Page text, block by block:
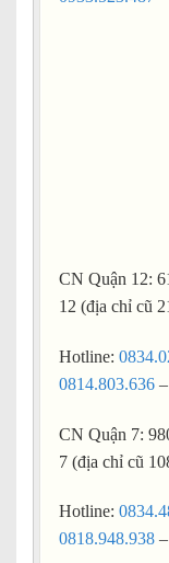
CN Quận 12:
12 (địa chỉ cũ
Hotline:
0814.803.636 –
CN Quận 7:
7 (địa chỉ cũ
Hotline:
0818.948.938 –